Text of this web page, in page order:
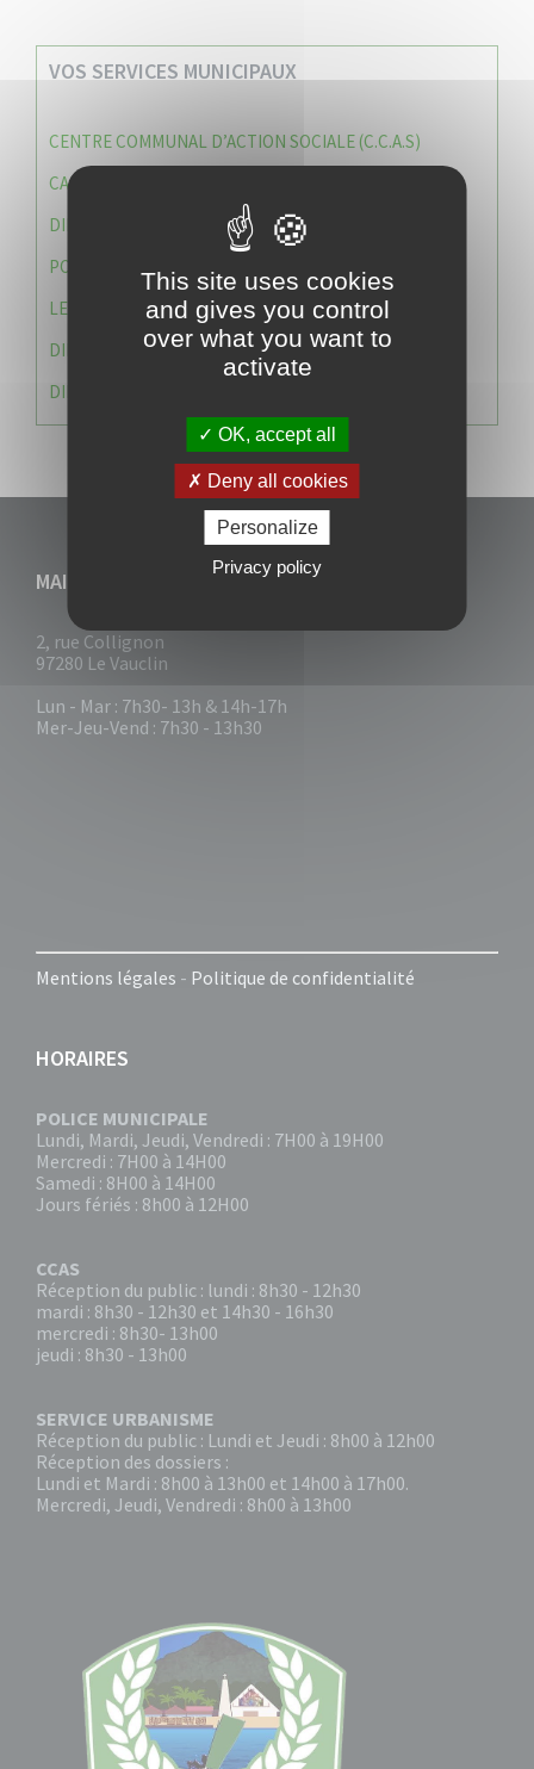
VOS SERVICES MUNICIPAUX
CENTRE COMMUNAL D’ACTION SOCIALE (C.C.A.S)
CAISSE DES ÉCOLES
DIRECTION DES SERVICES TECHNIQUES
POLICE MUNICIPALE
LE CABINET DU MAIRE
DIRECTION DES RESSOURCES ET MOYENS
DIRECTION DU DEVELLOPPEMENT URBAIN DURABL
MAIRIE DU VAUCLIN
2, rue Collignon
97280 Le Vauclin
Lun - Mar : 7h30- 13h & 14h-17h
Mer-Jeu-Vend : 7h30 - 13h30
Mentions légales - Politique de confidentialité
HORAIRES
POLICE MUNICIPALE
Lundi, Mardi, Jeudi, Vendredi : 7H00 à 19H00
Mercredi : 7H00 à 14H00
Samedi : 8H00 à 14H00
Jours fériés : 8h00 à 12H00
CCAS
Réception du public : lundi : 8h30 - 12h30
mardi : 8h30 - 12h30 et 14h30 - 16h30
mercredi : 8h30- 13h00
jeudi : 8h30 - 13h00
SERVICE URBANISME
Réception du public : Lundi et Jeudi : 8h00 à 12h00
Réception des dossiers :
Lundi et Mardi : 8h00 à 13h00 et 14h00 à 17h00.
Mercredi, Jeudi, Vendredi : 8h00 à 13h00
This site uses cookies
and gives you control
over what you want to
activate
OK, accept all
Deny all cookies
Personalize
Privacy policy